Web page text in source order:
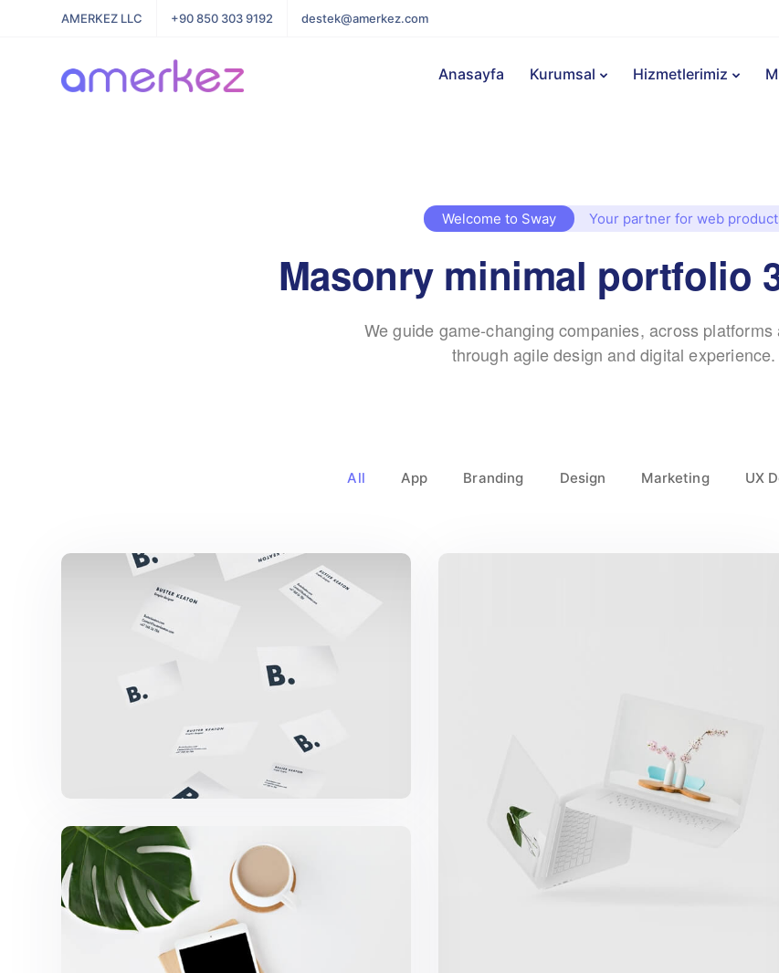
AMERKEZ LLC +90 850 303 9192 destek@amerkez.com
Anasayfa Kurumsal Hizmetlerimiz
Welcome to Sway Your partner for web
Masonry minimal portfolio
We guide game-changing companies, across platforms
through agile design and digital experience.
All App Branding Design Marketing UX
Buster Keaton Project
Great Work Done
Coffee Tropical Vibes